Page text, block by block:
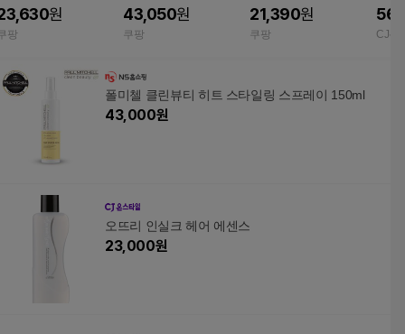
60ml 2개입 모발 영
공급 스타일링 케어
원
팡
스 60ml x 4개 영양 공
급 및 스타일링
43,050원
쿠팡
스 60ml x 2개 + 모이스
쳐 15ml x 3개
21,390원
쿠팡
림
CJ온
폴미첼 클린뷰티 히트 스타일링 스프레이 150ml
43,000원
오뜨리 인실크 헤어 에센스
23,000원